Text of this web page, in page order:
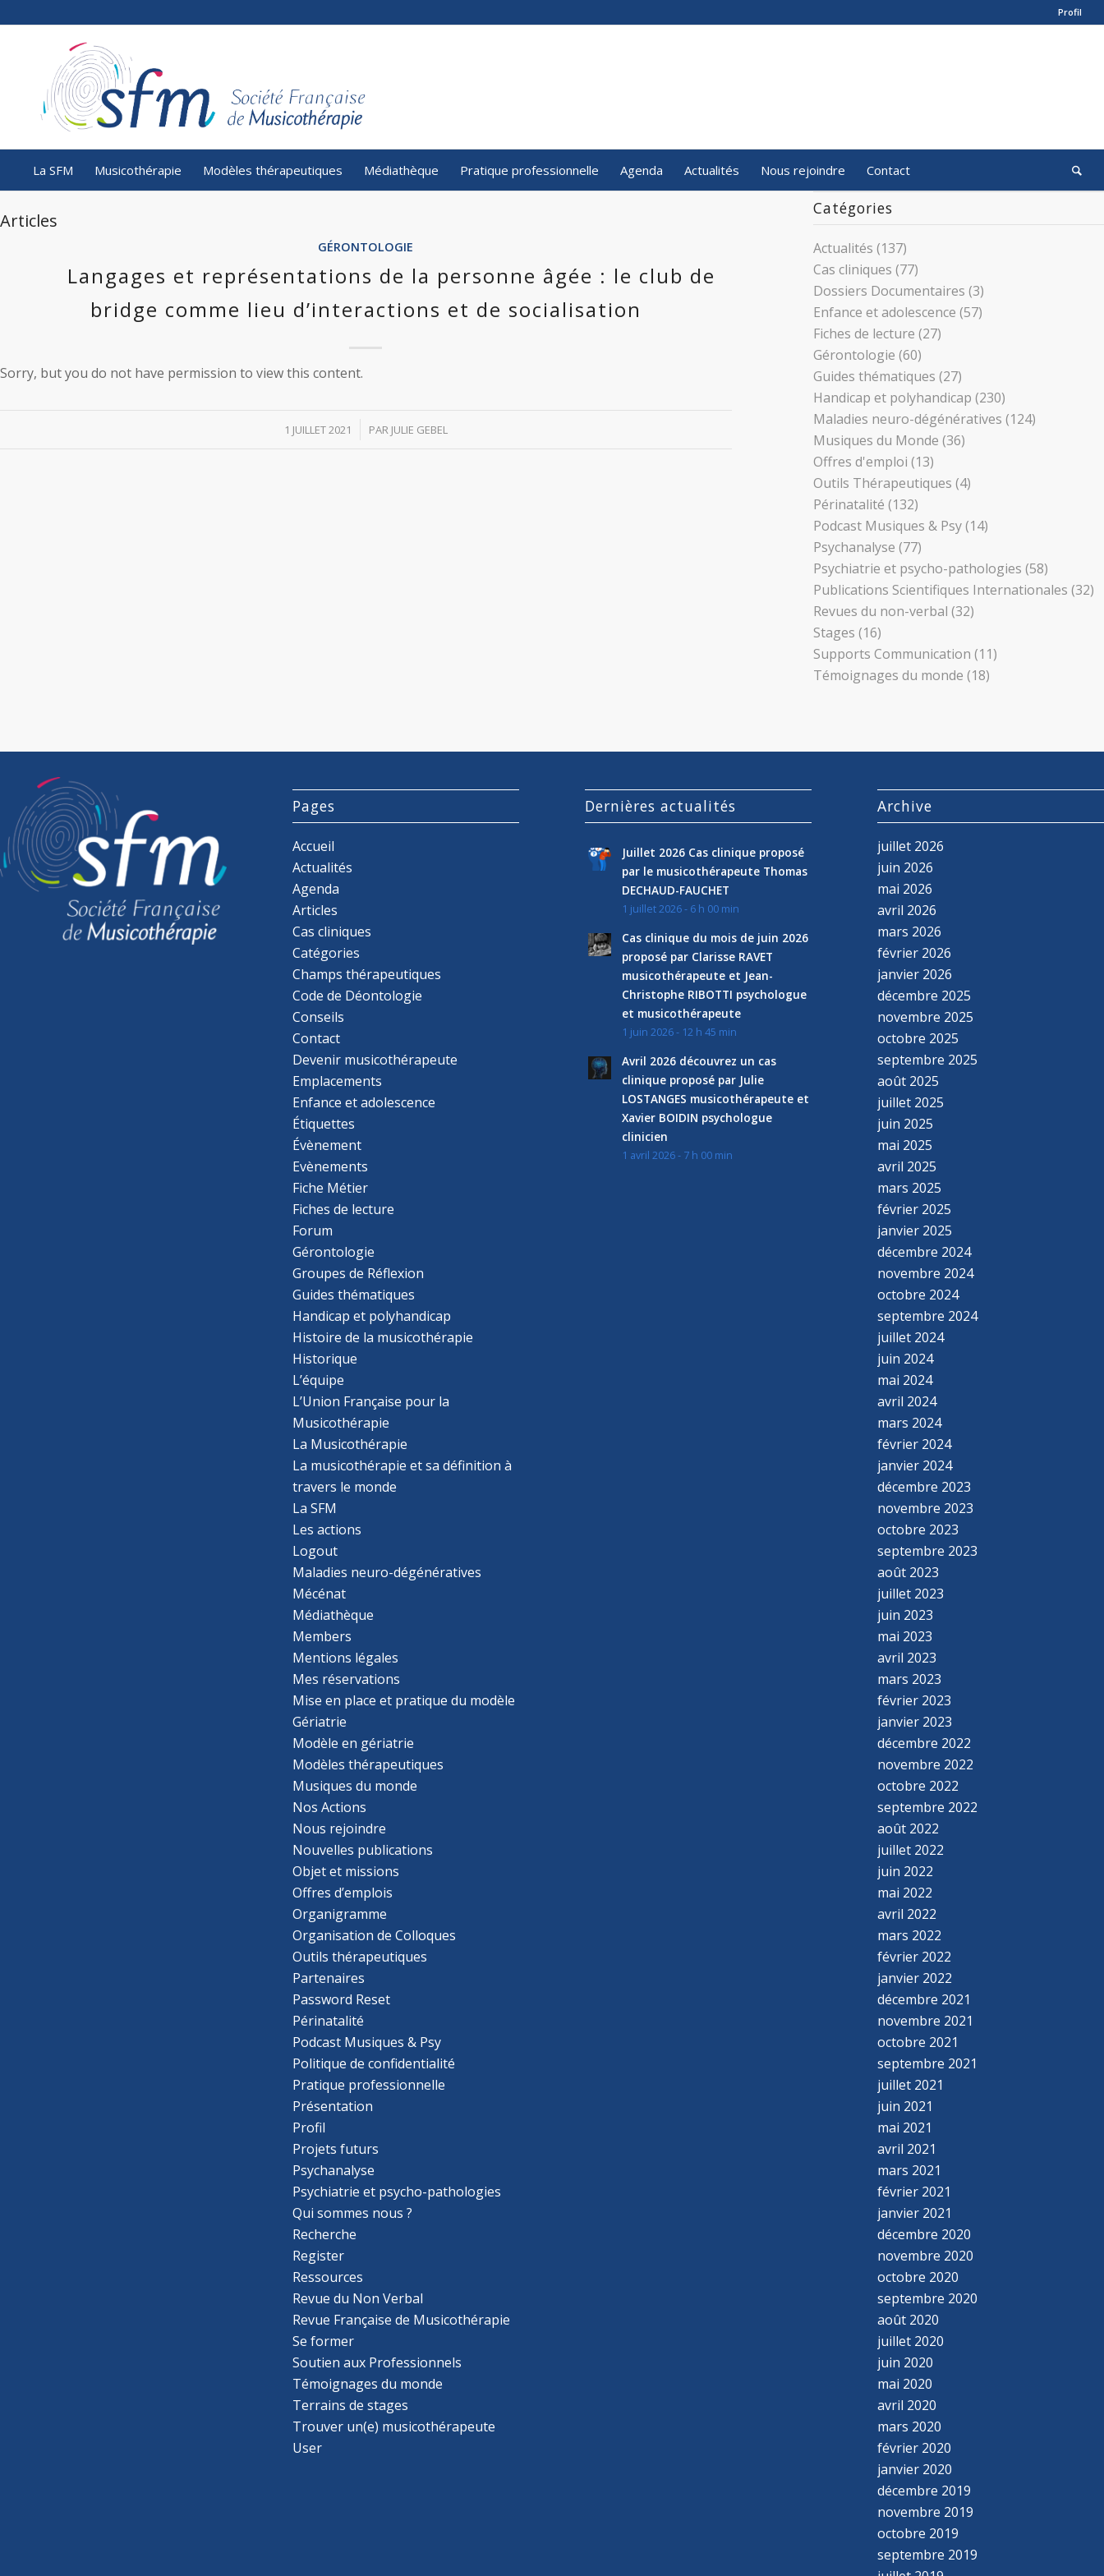
Profil
La SFM Musicothérapie Modèles thérapeutiques Médiathèque Pratique professionnelle Agenda Actualités Nous rejoindre Contact
Articles
GÉRONTOLOGIE
Langages et représentations de la personne âgée : le club de
bridge comme lieu d’interactions et de socialisation
Sorry, but you do not have permission to view this content.
1 JUILLET 2021
/ PAR JULIE GEBEL
Catégories
Actualités (137)
Cas cliniques (77)
Dossiers Documentaires (3)
Enfance et adolescence (57)
Fiches de lecture (27)
Gérontologie (60)
Guides thématiques (27)
Handicap et polyhandicap (230)
Maladies neuro-dégénératives (124)
Musiques du Monde (36)
Offres d'emploi (13)
Outils Thérapeutiques (4)
Périnatalité (132)
Podcast Musiques & Psy(14)
Psychanalyse (77)
Psychiatrie et psycho-pathologies (58)
Publications Scientifiques Internationales (32)
Revues du non-verbal (32)
Stages (16)
Supports Communication (11)
Témoignages du monde (18)
Pages
Accueil
Actualités
Agenda
Articles
Cas cliniques
Catégories
Champs thérapeutiques
Code de Déontologie
Conseils
Contact
Devenir musicothérapeute
Emplacements
Enfance et adolescence
Étiquettes
Évènement
Evènements
Fiche Métier
Fiches de lecture
Forum
Gérontologie
Groupes de Réflexion
Guides thématiques
Handicap et polyhandicap
Histoire de la musicothérapie
Historique
L’équipe
L’Union Française pour la
Musicothérapie
La Musicothérapie
La musicothérapie et sa définition à
travers le monde
La SFM
Les actions
Logout
Maladies neuro-dégénératives
Mécénat
Médiathèque
Members
Mentions légales
Mes réservations
Mise en place et pratique du modèle
Gériatrie
Modèle en gériatrie
Modèles thérapeutiques
Musiques du monde
Nos Actions
Nous rejoindre
Nouvelles publications
Objet et missions
Offres d’emplois
Organigramme
Organisation de Colloques
Outils thérapeutiques
Partenaires
Password Reset
Périnatalité
Podcast Musiques & Psy
Politique de confidentialité
Pratique professionnelle
Présentation
Profil
Projets futurs
Psychanalyse
Psychiatrie et psycho-pathologies
Qui sommes nous ?
Recherche
Register
Ressources
Revue du Non Verbal
Revue Française de Musicothérapie
Se former
Soutien aux Professionnels
Témoignages du monde
Terrains de stages
Trouver un(e) musicothérapeute
User
Dernières actualités
Juillet 2026 Cas clinique proposé
par le musicothérapeute Thomas
DECHAUD-FAUCHET
1 juillet 2026 - 6 h 00 min
Cas clinique du mois de juin 2026
proposé par Clarisse RAVET
musicothérapeute et Jean-
Christophe RIBOTTI psychologue
et musicothérapeute
1 juin 2026 - 12 h 45 min
Avril 2026 découvrez un cas
clinique proposé par Julie
LOSTANGES musicothérapeute et
Xavier BOIDIN psychologue
clinicien
1 avril 2026 - 7 h 00 min
Archive
juillet 2026
juin 2026
mai 2026
avril 2026
mars 2026
février 2026
janvier 2026
décembre 2025
novembre 2025
octobre 2025
septembre 2025
août 2025
juillet 2025
juin 2025
mai 2025
avril 2025
mars 2025
février 2025
janvier 2025
décembre 2024
novembre 2024
octobre 2024
septembre 2024
juillet 2024
juin 2024
mai 2024
avril 2024
mars 2024
février 2024
janvier 2024
décembre 2023
novembre 2023
octobre 2023
septembre 2023
août 2023
juillet 2023
juin 2023
mai 2023
avril 2023
mars 2023
février 2023
janvier 2023
décembre 2022
novembre 2022
octobre 2022
septembre 2022
août 2022
juillet 2022
juin 2022
mai 2022
avril 2022
mars 2022
février 2022
janvier 2022
décembre 2021
novembre 2021
octobre 2021
septembre 2021
juillet 2021
juin 2021
mai 2021
avril 2021
mars 2021
février 2021
janvier 2021
décembre 2020
novembre 2020
octobre 2020
septembre 2020
août 2020
juillet 2020
juin 2020
mai 2020
avril 2020
mars 2020
février 2020
janvier 2020
décembre 2019
novembre 2019
octobre 2019
septembre 2019